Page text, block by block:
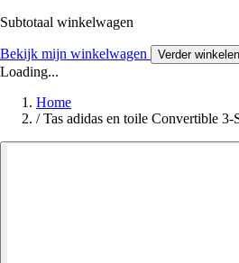
Subtotaal winkelwagen
Bekijk mijn winkelwagen Verder winkelen
Loading...
Home
/ Tas adidas en toile Convertible